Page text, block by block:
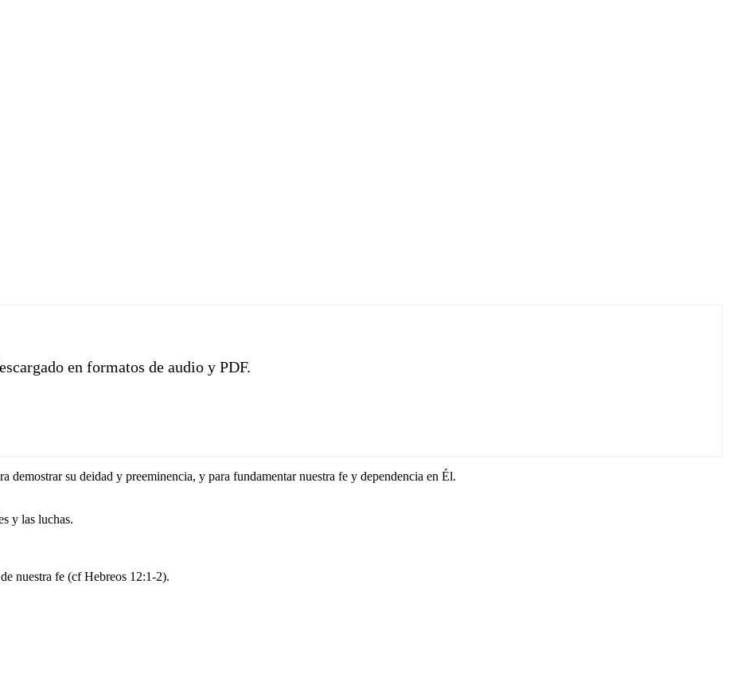
en formatos de audio y PDF.
demostrar su deidad y preeminencia, y para fundamentar nuestra fe y dependencia en Él.
y las luchas.
nuestra fe (cf Hebreos 12:1-2).